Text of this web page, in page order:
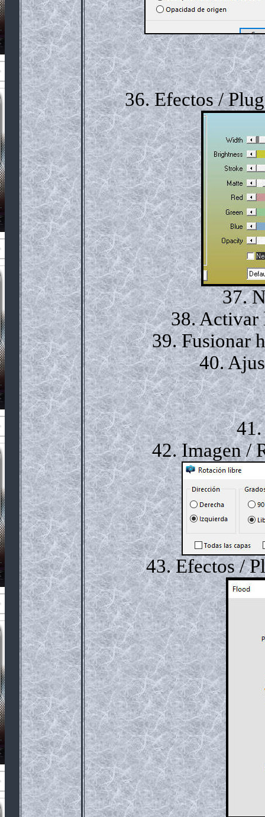
36. Efectos /
37.
38. Activar
39. Fusionar
40.
42. Imagen /
43. Efectos /